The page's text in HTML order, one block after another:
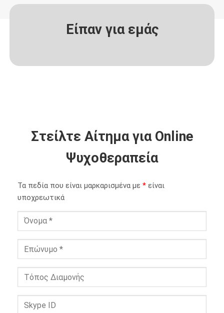
Είπαν για εμάς
Στείλτε Αίτημα για Online
Ψυχοθεραπεία
Τα πεδία που είναι μαρκαρισμένα με * είναι
υποχρεωτικά